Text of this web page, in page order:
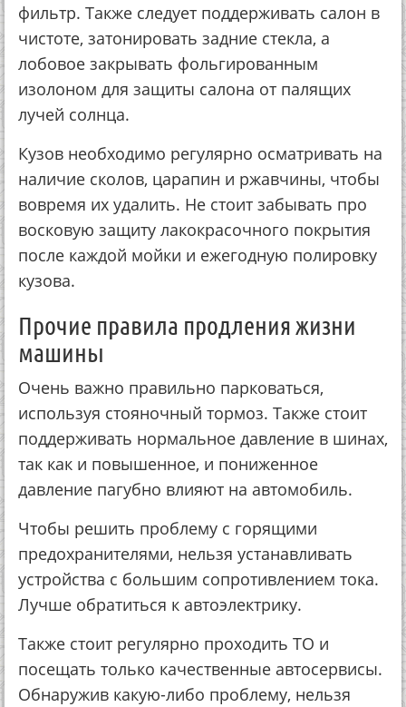
фильтр. Также следует поддерживать салон в
чистоте, затонировать задние стекла, а
лобовое закрывать фольгированным
изолоном для защиты салона от палящих
лучей солнца.
Кузов необходимо регулярно осматривать на
наличие сколов, царапин и ржавчины, чтобы
вовремя их удалить. Не стоит забывать про
восковую защиту лакокрасочного покрытия
после каждой мойки и ежегодную полировку
кузова.
Прочие правила продления жизни
машины
Очень важно правильно парковаться,
используя стояночный тормоз. Также стоит
поддерживать нормальное давление в шинах,
так как и повышенное, и пониженное
давление пагубно влияют на автомобиль.
Чтобы решить проблему с горящими
предохранителями, нельзя устанавливать
устройства с большим сопротивлением тока.
Лучше обратиться к автоэлектрику.
Также стоит регулярно проходить ТО и
посещать только качественные автосервисы.
Обнаружив какую-либо проблему, нельзя